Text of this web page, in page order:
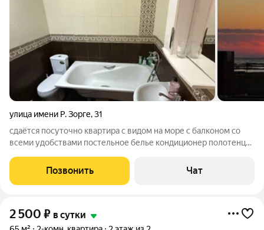
улица имени Р. Зорге,31
сдаётся посуточно квартира с видом на море с балконом со
всеми удобствами постельное белье кондиционер полотенце
машинка,телевизор, чистая большая квартира. Всё как вы
видите на фото.
Позвонить Чат
2 500 ₽ в сутки